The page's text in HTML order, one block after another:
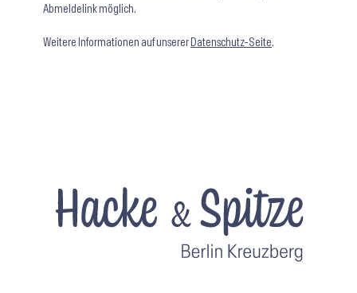
Abmeldelink möglich.
Weitere Informationen auf unserer Datenschutz-Seite.